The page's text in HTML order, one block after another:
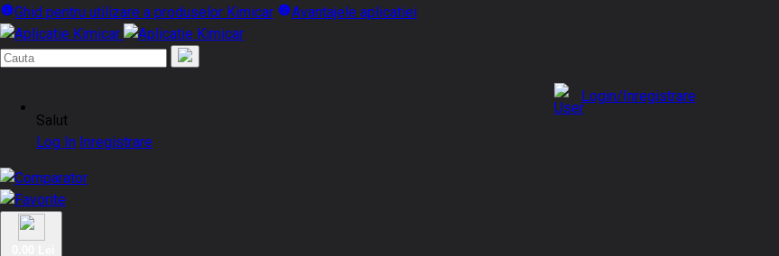
Ghid pentru utilizare a produselor Kimicar
Avantajele aplicatiei
Login/Inregistrare
Salut
Log In Inregistrare